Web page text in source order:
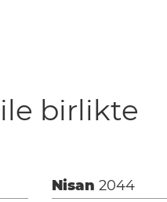
birlikte
Nisan2044